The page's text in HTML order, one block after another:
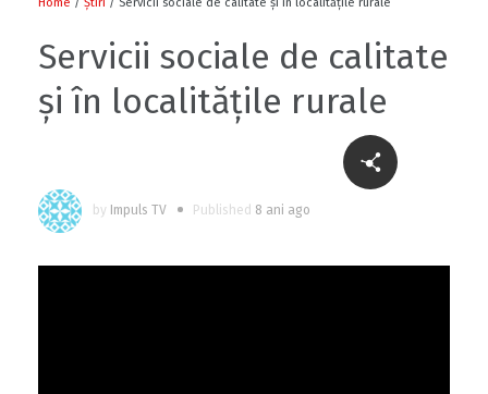
Home / Știri / Servicii sociale de calitate și în localitățile rurale
Servicii sociale de calitate
și în localitățile rurale
by Impuls TV Published 8 ani ago